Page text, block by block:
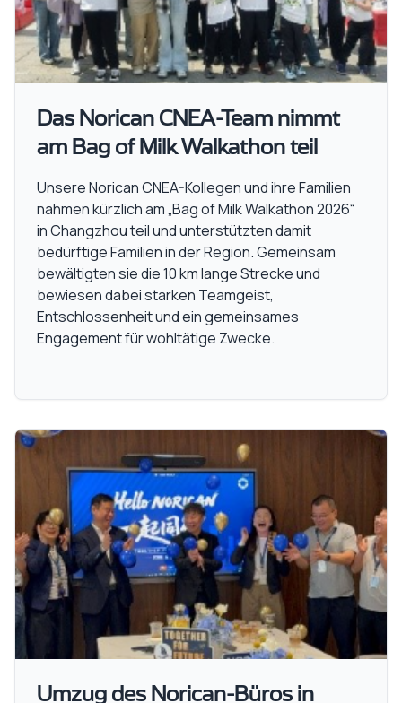
Das Norican CNEA-Team nimmt
am Bag of Milk Walkathon teil
Unsere Norican CNEA-Kollegen und ihre Familien
nahmen kürzlich am „Bag of Milk Walkathon 2026“
in Changzhou teil und unterstützten damit
bedürftige Familien in der Region. Gemeinsam
bewältigten sie die 10 km lange Strecke und
bewiesen dabei starken Teamgeist,
Entschlossenheit und ein gemeinsames
Engagement für wohltätige Zwecke.
Umzug des Norican-Büros in